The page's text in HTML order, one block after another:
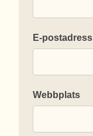
E-postadress
Webbplats